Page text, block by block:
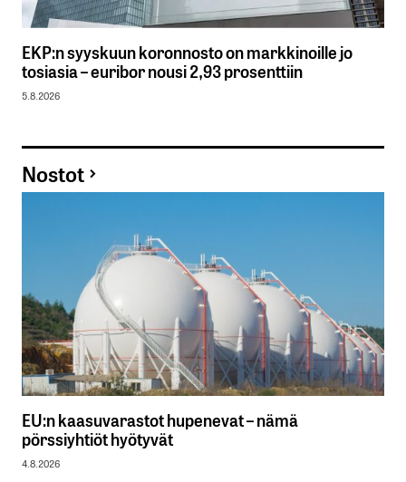
EKP:n syyskuun koronnosto on markkinoille jo
tosiasia – euribor nousi 2,93 prosenttiin
5.8.2026
Nostot
EU:n kaasuvarastot hupenevat – nämä
pörssiyhtiöt hyötyvät
4.8.2026